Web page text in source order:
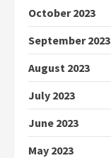
October 2023
September 2023
August 2023
July 2023
June 2023
May 2023